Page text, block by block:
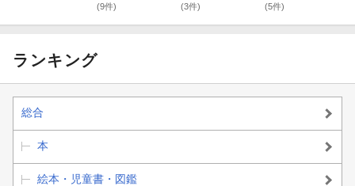
(9件) (3件) (5件)
ランキング
総合
本
絵本・児童書・図鑑